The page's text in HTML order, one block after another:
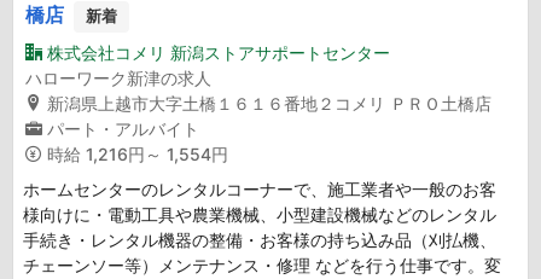
橋店
新着
株式会社コメリ 新潟ストアサポートセンター
ハローワーク新津の求人
新潟県上越市大字土橋１６１６番地２コメリ ＰＲＯ土橋店
パート・アルバイト
時給 1,216円～ 1,554円
ホームセンターのレンタルコーナーで、施工業者や一般のお客
様向けに・電動工具や農業機械、小型建設機械などのレンタル
手続き・レンタル機器の整備・お客様の持ち込み品（刈払機、
チェーンソー等）メンテナンス・修理 などを行う仕事です。変